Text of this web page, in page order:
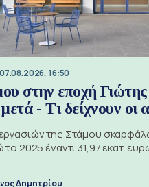
07.08.2026, 16:50
στην εποχή
- Τι δείχνουν οι
της Στάμου
το 2025 έναντι 31,97 εκατ.
Δημητρίου